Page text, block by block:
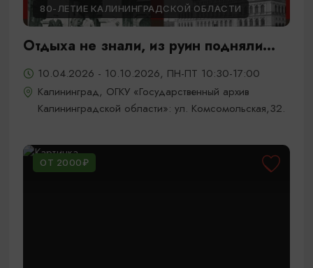
80-ЛЕТИЕ КАЛИНИНГРАДСКОЙ ОБЛАСТИ
Отдыха не знали, из руин подняли...
10.04.2026 - 10.10.2026, ПН-ПТ 10:30-17:00
Калининград, ОГКУ «Государственный архив
Калининградской области»: ул. Комсомольская,32.
ОТ 2000₽